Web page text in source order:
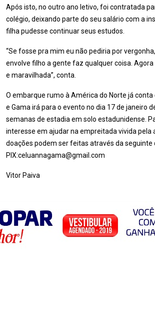
Após isto, no outro ano letivo, foi contratada
colégio, deixando parte do seu salário com a
filha pudesse continuar seus estudos.
“Se fosse pra mim eu não pediria por
envolve filho a gente faz qualquer coisa.
e maravilhada”, conta.
O embarque rumo à América do Norte já
e Gama irá para o evento no dia 17 de janeiro
semanas de estadia em solo estadunidense.
interesse em ajudar na empreitada vivida pela
doações podem ser feitas através da seguinte
PIX:celuannagama@gmail.com
Vitor Paiva